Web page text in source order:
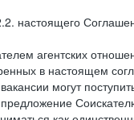
настоящего
агентских
в настоящем
могут